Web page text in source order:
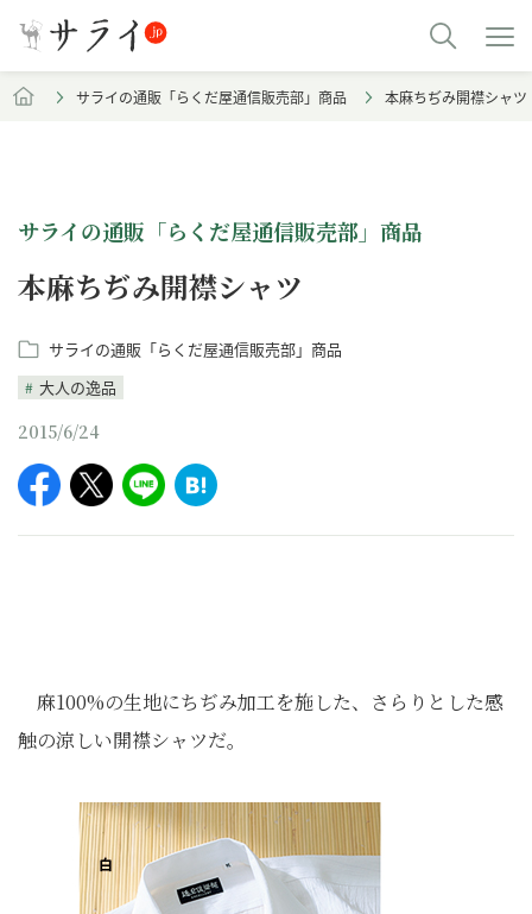
サライの通販「らくだ屋通信販売部」商品 本麻ちぢみ開襟シャツ
サライの通販「らくだ屋通信販売部」商品
本麻ちぢみ開襟シャツ
サライの通販「らくだ屋通信販売部」商品
大人の逸品
2015/6/24
麻100%の生地にちぢみ加工を施した、さらりとした感
触の涼しい開襟シャツだ。